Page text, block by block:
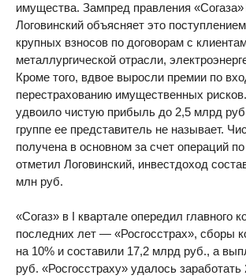
имущества. Зампред правления «Согаза»
Логовинский объясняет это
крупных взносов по договорам с
металлургической отрасли,
Кроме того, вдвое выросли премии по
перестрахованию имущественных
удвоило чистую прибыль до 2,5 млрд
группе ее представитель не называет.
получена в основном за счет операций
отметил Логовинский, инвестдоход
млн руб.
«Согаз» в I квартале опередил главного
последних лет — «Росгосстрах», сборы
на 10% и составили 17,2 млрд руб., а
руб. «Росгосстраху» удалось